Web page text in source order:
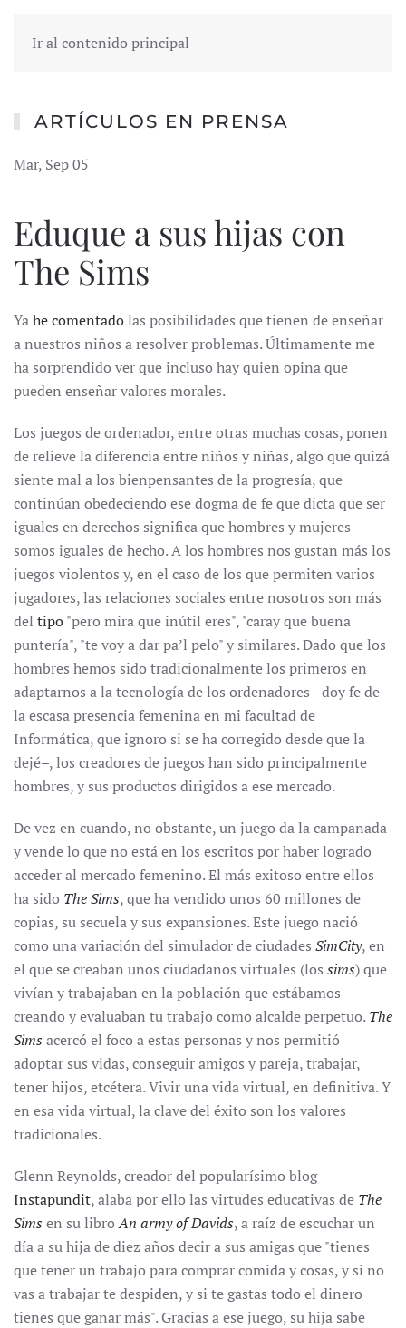
Ir al contenido principal
ARTÍCULOS EN PRENSA
Mar, Sep 05
Eduque a sus hijas con
The Sims
Yahe comentadolas posibilidades que tienen de enseñar
a nuestros niños a resolver problemas. Últimamente me
ha sorprendido ver que incluso hay quien opina que
pueden enseñar valores morales.
Los juegos de ordenador, entre otras muchas cosas, ponen
de relieve la diferencia entre niños y niñas, algo que quizá
siente mal a los bienpensantes de la progresía, que
continúan obedeciendo ese dogma de fe que dicta que ser
iguales en derechos significa que hombres y mujeres
somos iguales de hecho. A los hombres nos gustan más los
juegos violentos y, en el caso de los que permiten varios
jugadores, las relaciones sociales entre nosotros son más
del tipo"pero mira que inútil eres", "caray que buena
puntería", "te voy a dar pa’l pelo" y similares. Dado que los
hombres hemos sido tradicionalmente los primeros en
adaptarnos a la tecnología de los ordenadores –doy fe de
la escasa presencia femenina en mi facultad de
Informática, que ignoro si se ha corregido desde que la
dejé–, los creadores de juegos han sido principalmente
hombres, y sus productos dirigidos a ese mercado.
De vez en cuando, no obstante, un juego da la campanada
y vende lo que no está en los escritos por haber logrado
acceder al mercado femenino. El más exitoso entre ellos
ha sido The Sims, que ha vendido unos 60 millones de
copias, su secuela y sus expansiones. Este juego nació
como una variación del simulador de ciudades SimCity, en
el que se creaban unos ciudadanos virtuales (los sims) que
vivían y trabajaban en la población que estábamos
creando y evaluaban tu trabajo como alcalde perpetuo.The
Sims acercó el foco a estas personas y nos permitió
adoptar sus vidas, conseguir amigos y pareja, trabajar,
tener hijos, etcétera. Vivir una vida virtual, en definitiva. Y
en esa vida virtual, la clave del éxito son los valores
tradicionales.
Glenn Reynolds, creador del popularísimo blog
Instapundit, alaba por ello las virtudes educativas de The
Sims en su libroAn army of Davids, a raíz de escuchar un
día a su hija de diez años decir a sus amigas que "tienes
que tener un trabajo para comprar comida y cosas, y si no
vas a trabajar te despiden, y si te gastas todo el dinero
tienes que ganar más". Gracias a ese juego, su hija sabe